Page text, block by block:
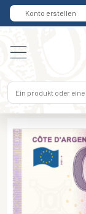
Konto erstellen